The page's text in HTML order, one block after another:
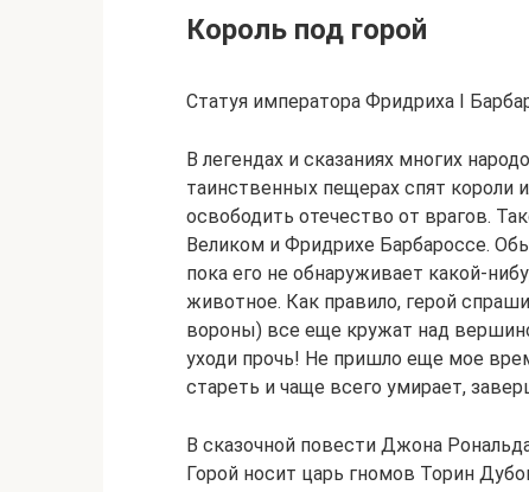
Король под горой
Статуя императора Фридриха I
В легендах и сказаниях многих
таинственных пещерах спят короли
освободить отечество от врагов.
Великом и Фридрихе Барбароссе.
пока его не обнаруживает какой-
животное. Как правило, герой
вороны) все еще кружат над
уходи прочь! Не пришло еще мое
стареть и чаще всего умирает,
В сказочной повести Джона
Горой носит царь гномов Торин